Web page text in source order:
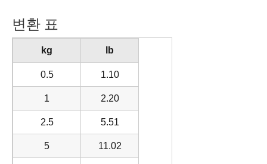
변환 표
kg lb
0.5 1.10
1 2.20
2.5 5.51
5 11.02